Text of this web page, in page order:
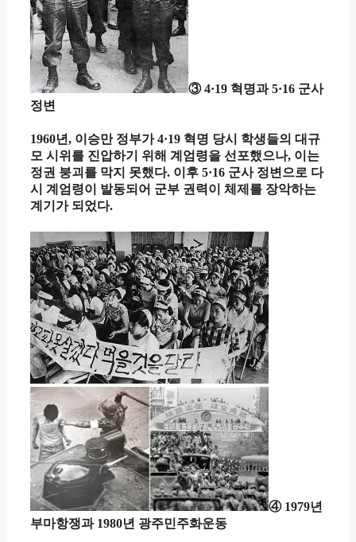
③ 4·19 혁명과 5·16 군사
정변
1960년, 이승만 정부가 4·19 혁명 당시 학생들의 대규
모 시위를 진압하기 위해 계엄령을 선포했으나, 이는
정권 붕괴를 막지 못했다. 이후 5·16 군사 정변으로 다
시 계엄령이 발동되어 군부 권력이 체제를 장악하는
계기가 되었다.
④ 1979년
부마항쟁과 1980년 광주민주화운동